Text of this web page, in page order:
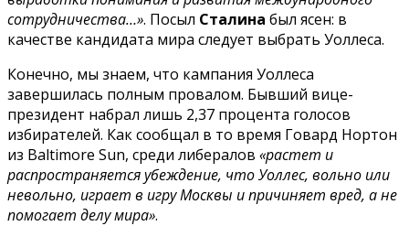
сотрудничества…». Посыл Сталина был ясен: в
качестве кандидата мира следует выбрать Уоллеса.
Конечно, мы знаем, что кампания Уоллеса
завершилась полным провалом. Бывший вице-
президент набрал лишь 2,37 процента голосов
избирателей. Как сообщал в то время Говард Нортон
из Baltimore Sun, среди либералов «растет и
распространяется убеждение, что Уоллес, вольно или
невольно, играет в игру Москвы и причиняет вред, а не
помогает делу мира».